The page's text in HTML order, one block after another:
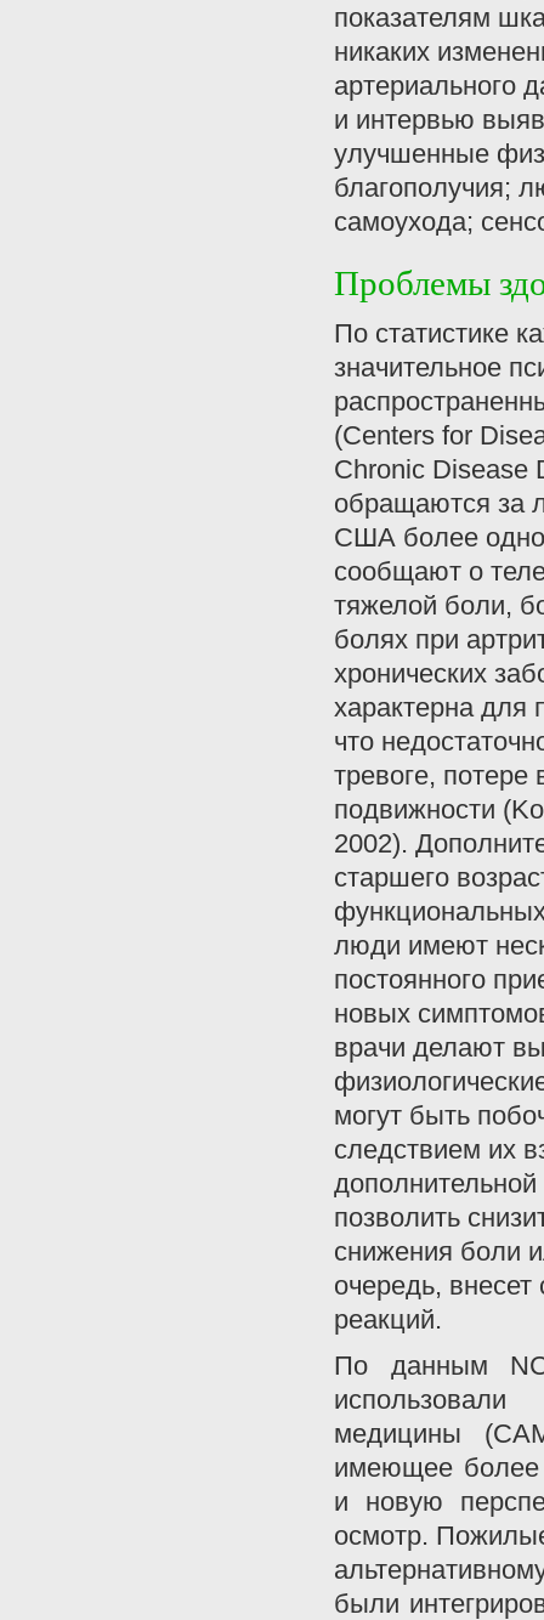
показателям
никаких
артериального
и интервью
улучшенные
благополучия;
самоухода;
Проблемы
По статистике
значительное
(Centers for
Chronic Disease
обращаются за
США более
сообщают о
тяжелой боли,
болях при
хронических
характерна
что
тревоге,
подвижности
2002).
старшего
люди имеют
постоянного
новых
врачи делают
могут быть
следствием их
позволить
снижения боли
очередь,
реакций.
По данным
медицины
имеющее более
и новую
осмотр.
были